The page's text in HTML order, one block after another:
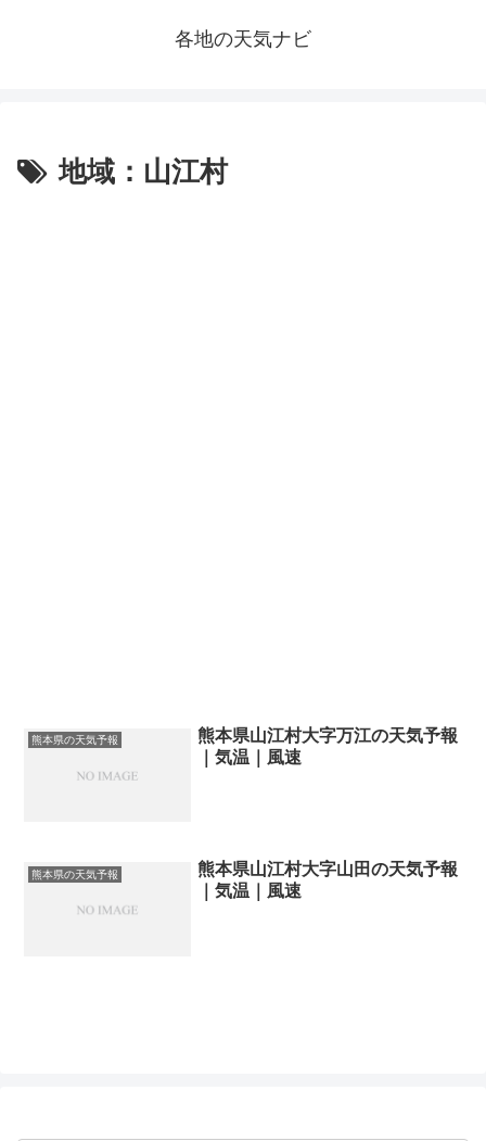
各地の天気ナビ
地域：山江村
熊本県の天気予報
熊本県山江村大字万江の天気予報
｜気温｜風速
熊本県の天気予報
熊本県山江村大字山田の天気予報
｜気温｜風速